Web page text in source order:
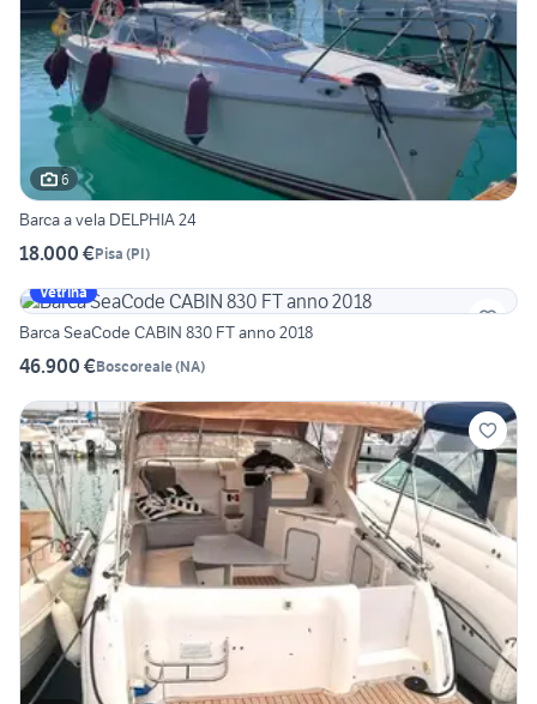
6
Barca a vela DELPHIA 24
18.000 €Pisa (PI)
Vetrina
Barca SeaCode CABIN 830 FT anno 2018
46.900 €Boscoreale(NA)